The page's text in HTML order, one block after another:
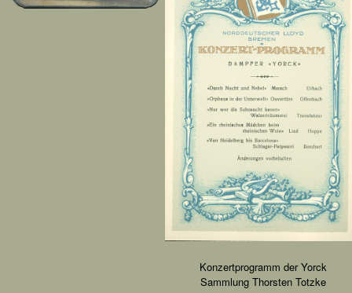
Konzertprogramm der Yorck
Sammlung Thorsten Totzke